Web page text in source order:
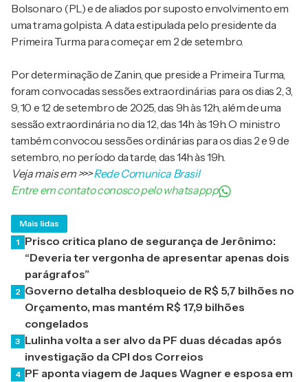
Bolsonaro (PL) e de aliados por suposto envolvimento em
uma trama golpista. A data estipulada pelo presidente da
Primeira Turma para começar em 2 de setembro.
Por determinação de Zanin, que preside a Primeira Turma,
foram convocadas sessões extraordinárias para os dias 2, 3,
9, 10 e 12 de setembro de 2025, das 9h às 12h, além de uma
sessão extraordinária no dia 12, das 14h às 19h. O ministro
também convocou sessões ordinárias para os dias 2 e 9 de
setembro, no período da tarde, das 14h às 19h.
Veja mais em>>>Rede Comunica Brasil
Entre em contato conosco pelo whatsappp
Mais lidas
1 Prisco critica plano de segurança de Jerônimo:
“Deveria ter vergonha de apresentar apenas dois
parágrafos”
2 Governo detalha desbloqueio de R$ 5,7 bilhões no
Orçamento, mas mantém R$ 17,9 bilhões
congelados
3 Lulinha volta a ser alvo da PF duas décadas após
investigação da CPI dos Correios
4 PF aponta viagem de Jaques Wagner e esposa em